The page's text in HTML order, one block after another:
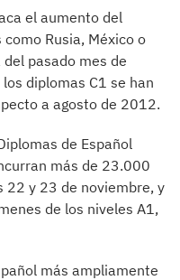
el aumento del
Rusia, México o
pasado mes de
diplomas C1 se han
a agosto de 2012.
de Español
más de 23.000
22 y 23 de noviembre, y
de los niveles A1,
más ampliamente